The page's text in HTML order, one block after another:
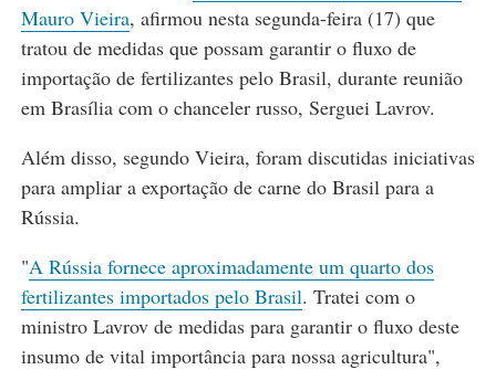
Mauro Vieira, afirmou nesta segunda-feira (17) que
tratou de medidas que possam garantir o fluxo de
importação de fertilizantes pelo Brasil, durante reunião
em Brasília com o chanceler russo, Serguei Lavrov.
Além disso, segundo Vieira, foram discutidas iniciativas
para ampliar a exportação de carne do Brasil para a
Rússia.
"A Rússia fornece aproximadamente um quarto dos
fertilizantes importados pelo Brasil. Tratei com o
ministro Lavrov de medidas para garantir o fluxo deste
insumo de vital importância para nossa agricultura",